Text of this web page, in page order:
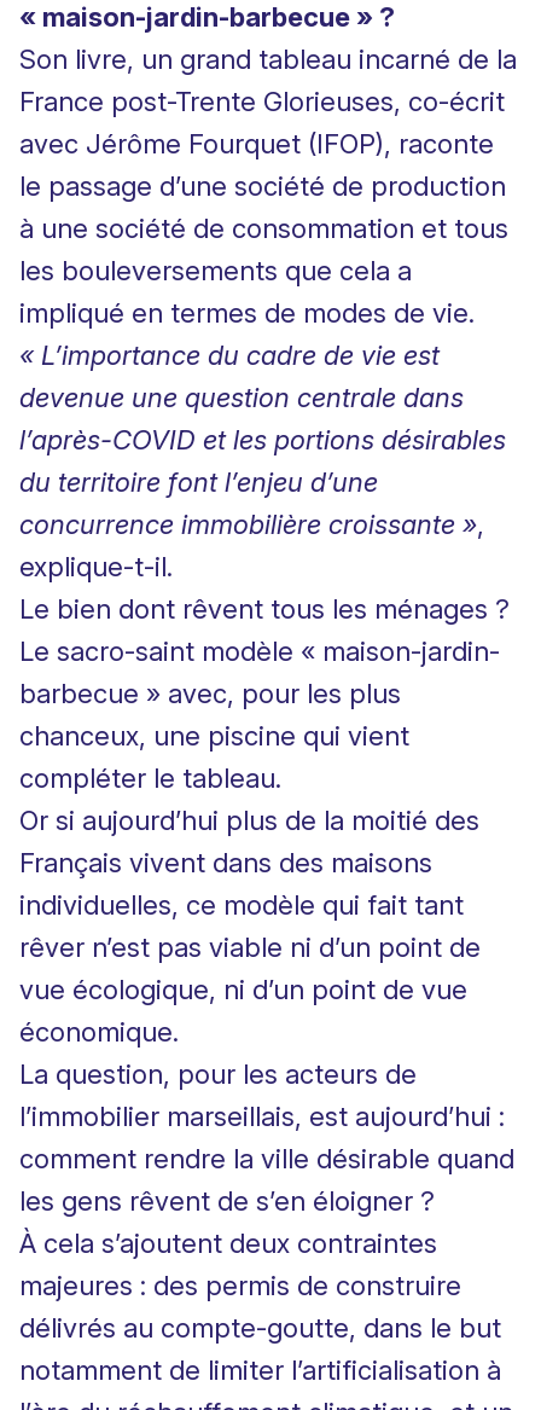
« maison-jardin-barbecue » ?
Son livre, un grand tableau incarné de la
France post-Trente Glorieuses, co-écrit
avec Jérôme Fourquet (IFOP), raconte
le passage d’une société de production
à une société de consommation et tous
les bouleversements que cela a
impliqué en termes de modes de vie.
« L’importance du cadre de vie est
devenue une question centrale dans
l’après-COVID et les portions désirables
du territoire font l’enjeu d’une
concurrence immobilière croissante »,
explique-t-il.
Le bien dont rêvent tous les ménages ?
Le sacro-saint modèle « maison-jardin-
barbecue » avec, pour les plus
chanceux, une piscine qui vient
compléter le tableau.
Or si aujourd’hui plus de la moitié des
Français vivent dans des maisons
individuelles, ce modèle qui fait tant
rêver n’est pas viable ni d’un point de
vue écologique, ni d’un point de vue
économique.
La question, pour les acteurs de
l’immobilier marseillais, est aujourd’hui :
comment rendre la ville désirable quand
les gens rêvent de s’en éloigner ?
À cela s’ajoutent deux contraintes
majeures : des permis de construire
délivrés au compte-goutte, dans le but
notamment de limiter l’artificialisation à